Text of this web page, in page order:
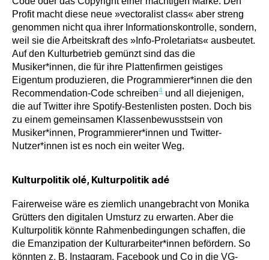
Profit macht diese neue »vectoralist class« aber streng
genommen nicht qua ihrer Informationskontrolle, sondern,
weil sie die Arbeitskraft des »Info-Proletariats« ausbeutet.
Auf den Kulturbetrieb gemünzt sind das die
Musiker*innen, die für ihre Plattenfirmen geistiges
Eigentum produzieren, die Programmierer*innen die den
Recommendation-Code schreiben4 und all diejenigen,
die auf Twitter ihre Spotify-Bestenlisten posten. Doch bis
zu einem gemeinsamen Klassenbewusstsein von
Musiker*innen, Programmierer*innen und Twitter-
Nutzer*innen ist es noch ein weiter Weg.
Kulturpolitik olé, Kulturpolitik adé
Fairerweise wäre es ziemlich unangebracht von Monika
Grütters den digitalen Umsturz zu erwarten. Aber die
Kulturpolitik könnte Rahmenbedingungen schaffen, die
die Emanzipation der Kulturarbeiter*innen befördern. So
könnten z. B. Instagram, Facebook und Co in die VG-